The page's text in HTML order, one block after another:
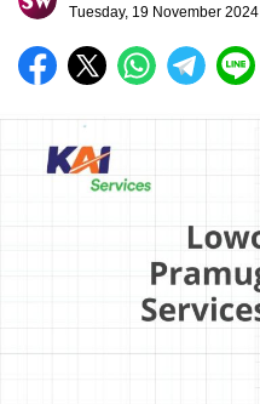
Tuesday, 19 November 2024